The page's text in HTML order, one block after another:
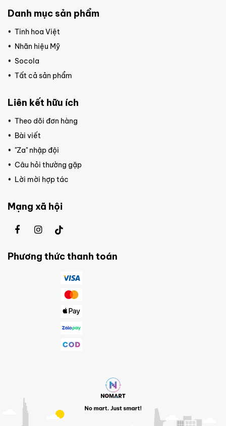
Danh mục sản phẩm
Tinh hoa Việt
Nhãn hiệu Mỹ
Socola
Tất cả sản phẩm
Liên kết hữu ích
Theo dõi đơn hàng
Bài viết
"Za" nhập đội
Câu hỏi thường gặp
Lời mời hợp tác
Mạng xã hội
Phương thức thanh toán